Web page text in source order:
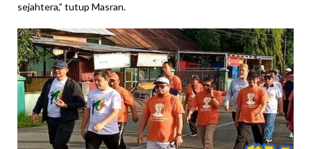
sejahtera,” tutup Masran.